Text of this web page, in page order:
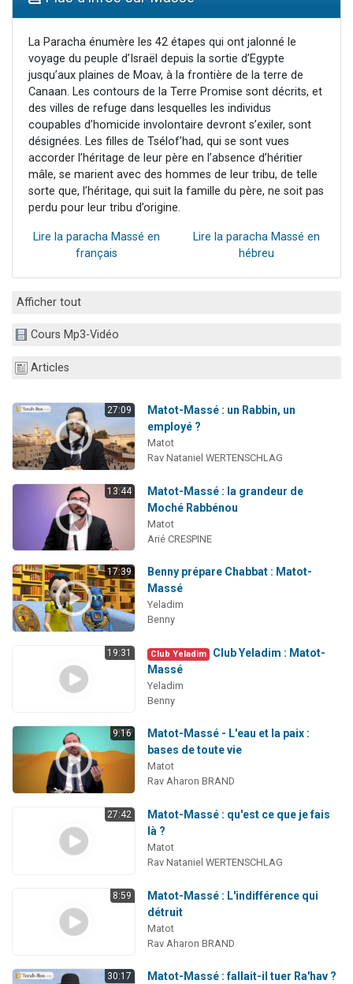
Il reste 49 places pour étudier en groupe sur Zoom
Nathaniel vient de donner son Maasser
6 personnes viennent de faire un don pour 5 enfants déjà orphelins risquent de perdre leur maman
La Paracha énumère les 42 étapes qui ont jalonné le
voyage du peuple d’Israël depuis la sortie d’Egypte
jusqu’aux plaines de Moav, à la frontière de la terre de
Canaan. Les contours de la Terre Promise sont décrits, et
des villes de refuge dans lesquelles les individus
coupables d’homicide involontaire devront s’exiler, sont
désignées. Les filles de Tsélof’had, qui se sont vues
accorder l’héritage de leur père en l’absence d’héritier
mâle, se marient avec des hommes de leur tribu, de telle
sorte que, l’héritage, qui suit la famille du père, ne soit pas
perdu pour leur tribu d’origine.
Lire la paracha Massé en
français
Lire la paracha Massé en
hébreu
Afficher tout
Cours Mp3-Vidéo
Articles
27:09
Matot-Massé : un Rabbin, un
employé ?
Matot
Rav Nataniel WERTENSCHLAG
13:44
Matot-Massé : la grandeur de
Moché Rabbénou
Matot
Arié CRESPINE
17:39
Benny prépare Chabbat : Matot-
Massé
Yeladim
Benny
19:31 Club Yeladim
Club Yeladim : Matot-
Massé
Yeladim
Benny
9:16
Matot-Massé - L'eau et la paix :
bases de toute vie
Matot
Rav Aharon BRAND
27:42
Matot-Massé : qu'est ce que je fais
là ?
Matot
Rav Nataniel WERTENSCHLAG
8:59
Matot-Massé : L'indifférence qui
détruit
Matot
Rav Aharon BRAND
30:17 Matot-Massé : fallait-il tuer Ra'hav ?